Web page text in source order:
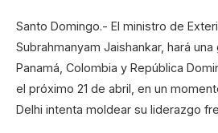
Santo Domingo.- El ministro de
Subrahmanyam Jaishankar, hará una
Panamá, Colombia y República
el próximo 21 de abril, en un
Delhi intenta moldear su liderazgo